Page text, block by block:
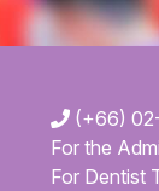
(+66)
For the
For Dentist